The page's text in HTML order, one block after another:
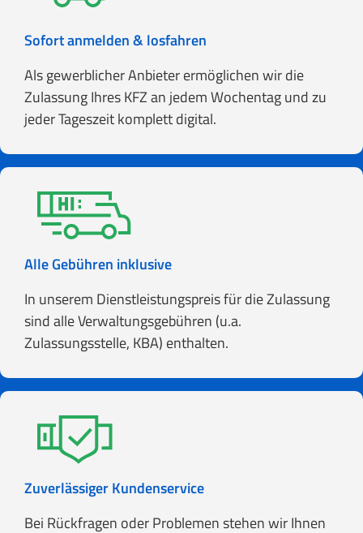
Sofort anmelden & losfahren
Als gewerblicher Anbieter ermöglichen wir die
Zulassung Ihres KFZ an jedem Wochentag und zu
jeder Tageszeit komplett digital.
Alle Gebühren inklusive
In unserem Dienstleistungspreis für die Zulassung
sind alle Verwaltungsgebühren (u.a.
Zulassungsstelle, KBA) enthalten.
Zuverlässiger Kundenservice
Bei Rückfragen oder Problemen stehen wir Ihnen